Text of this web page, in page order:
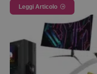
Leggi Articolo